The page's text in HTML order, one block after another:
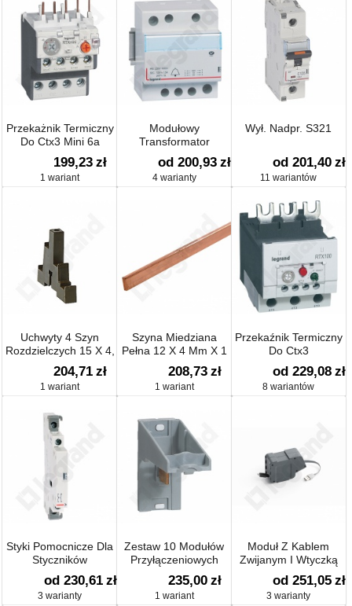
Przekażnik Termiczny
Do Ctx3 Mini 6a
1no1nc
199,23 zł
1 wariant
Modułowy
Transformator
Dzwonkowy
od 200,93 zł
4 warianty
Wył. Nadpr. S321
od 201,40 zł
11 wariantów
Uchwyty 4 Szyn
Rozdzielczych 15 X 4,
18 X 4
204,71 zł
1 wariant
Szyna Miedziana
Pełna 12 X 4 Mm X 1
M
208,73 zł
1 wariant
Przekaźnik Termiczny
Do Ctx3
od 229,08 zł
8 wariantów
Styki Pomocnicze Dla
Styczników
Modułowych Sm
od 230,61 zł
3 warianty
Zestaw 10 Modułów
Przyłączeniowych
235,00 zł
1 wariant
Moduł Z Kablem
Zwijanym I Wtyczką
od 251,05 zł
3 warianty